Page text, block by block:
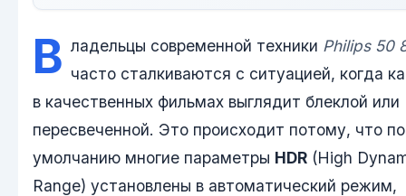
В ладельцы современной техники Philips 50
часто сталкиваются с ситуацией, когда
в качественных фильмах выглядит блеклой или
пересвеченной. Это происходит потому, что по
умолчанию многие параметры HDR (High
Range) установлены в автоматический режим,